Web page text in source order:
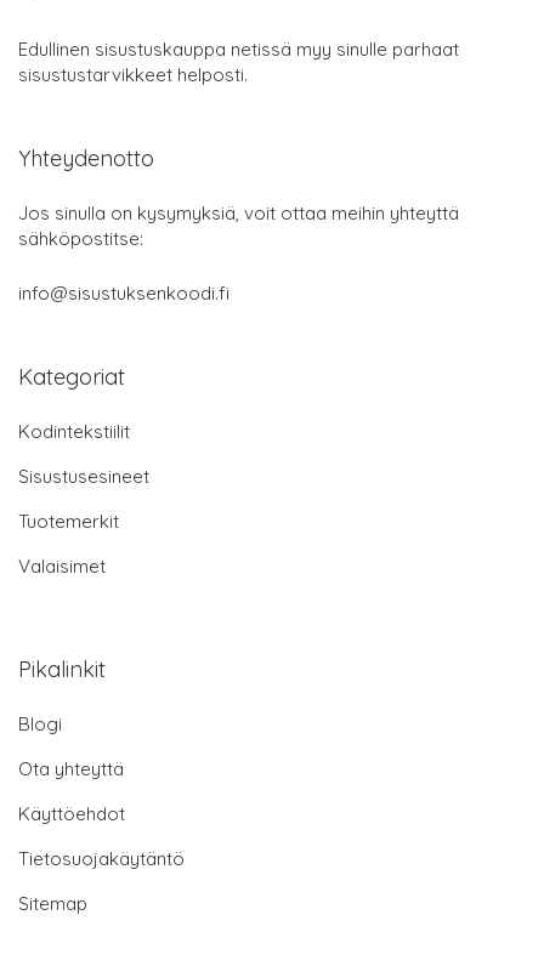
Edullinen sisustuskauppa netissä myy sinulle parhaat
sisustustarvikkeet helposti.
Yhteydenotto
Jos sinulla on kysymyksiä, voit ottaa meihin yhteyttä
sähköpostitse:
info@sisustuksenkoodi.fi
Kategoriat
Kodintekstiilit
Sisustusesineet
Tuotemerkit
Valaisimet
Pikalinkit
Blogi
Ota yhteyttä
Käyttöehdot
Tietosuojakäytäntö
Sitemap